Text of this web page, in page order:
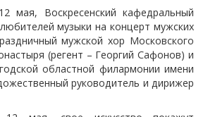
мая, Воскресенский кафедральный
музыки на концерт мужских
мужской хор Московского
(регент – Георгий Сафонов) и
областной филармонии имени
руководитель и дирижер